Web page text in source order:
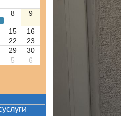
8 9
15
16
22
23
29
30
5 6